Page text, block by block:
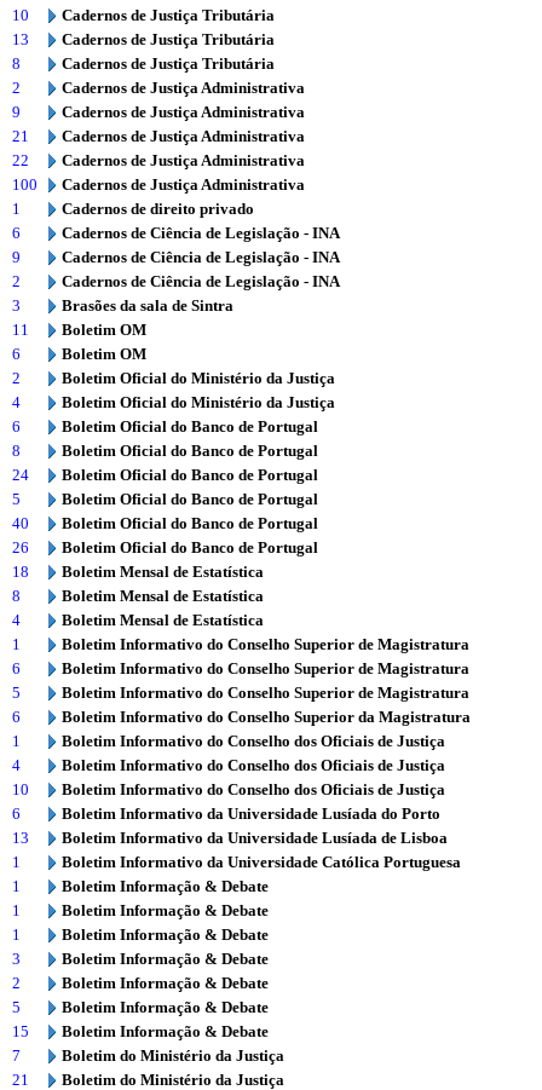
10
Cadernos de Justiça Tributária
13
Cadernos de Justiça Tributária
8
Cadernos de Justiça Tributária
2
Cadernos de Justiça Administrativa
9
Cadernos de Justiça Administrativa
21
Cadernos de Justiça Administrativa
22
Cadernos de Justiça Administrativa
100
Cadernos de Justiça Administrativa
1
Cadernos de direito privado
6
Cadernos de Ciência de Legislação - INA
9
Cadernos de Ciência de Legislação - INA
2
Cadernos de Ciência de Legislação - INA
3
Brasões da sala de Sintra
11
Boletim OM
6
Boletim OM
2
Boletim Oficial do Ministério da Justiça
4
Boletim Oficial do Ministério da Justiça
6
Boletim Oficial do Banco de Portugal
8
Boletim Oficial do Banco de Portugal
24
Boletim Oficial do Banco de Portugal
5
Boletim Oficial do Banco de Portugal
40
Boletim Oficial do Banco de Portugal
26
Boletim Oficial do Banco de Portugal
18
Boletim Mensal de Estatística
8
Boletim Mensal de Estatística
4
Boletim Mensal de Estatística
1
Boletim Informativo do Conselho Superior de Magistratura
6
Boletim Informativo do Conselho Superior de Magistratura
5
Boletim Informativo do Conselho Superior de Magistratura
6
Boletim Informativo do Conselho Superior da Magistratura
1
Boletim Informativo do Conselho dos Oficiais de Justiça
4
Boletim Informativo do Conselho dos Oficiais de Justiça
10
Boletim Informativo do Conselho dos Oficiais de Justiça
6
Boletim Informativo da Universidade Lusíada do Porto
13
Boletim Informativo da Universidade Lusíada de Lisboa
1
Boletim Informativo da Universidade Católica Portuguesa
1
Boletim Informação & Debate
1
Boletim Informação & Debate
1
Boletim Informação & Debate
3
Boletim Informação & Debate
2
Boletim Informação & Debate
5
Boletim Informação & Debate
15
Boletim Informação & Debate
7
Boletim do Ministério da Justiça
21
Boletim do Ministério da Justiça